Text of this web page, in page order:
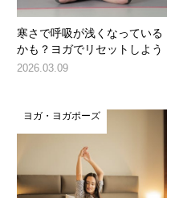
寒さで呼吸が浅くなっている
かも？ヨガでリセットしよう
2026.03.09
ヨガ・ヨガポーズ